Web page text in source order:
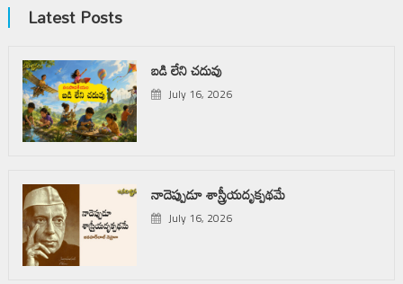
Latest Posts
బడి లేని చదువు
July 16, 2026
నాదెప్పుడూ శాస్త్రీయదృక్పథమే
July 16, 2026